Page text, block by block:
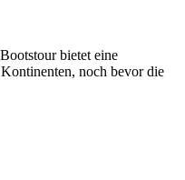
bietet eine
noch bevor die